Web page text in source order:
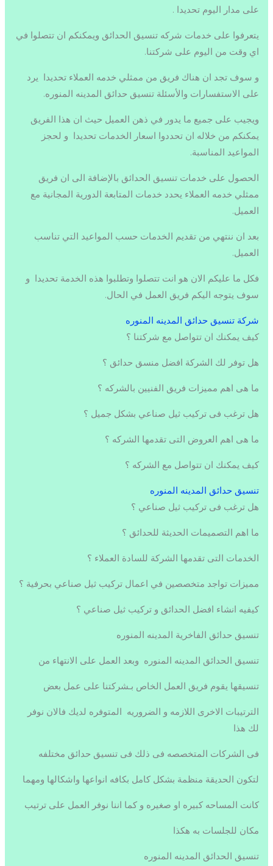
على مدار اليوم تحديدا .
يتعرفوا على خدمات شركه تنسيق الحدائق ويمكنكم ان تتصلوا في
اي وقت من اليوم على شركتنا.
و سوف تجد ان هناك فريق من ممثلي خدمه العملاء تحديدا يرد
على الاستفسارات والأسئلة تنسيق حدائق المدينه المنوره.
ويجيب على جميع ما يدور في ذهن العميل حيث ان هذا الفريق
يمكنكم من خلاله ان تحددوا اسعار الخدمات تحديدا و لحجز
المواعيد المناسبة.
الحصول على خدمات تنسيق الحدائق بالإضافة الى ان فريق
ممثلي خدمه العملاء يحدد خدمات المتابعة الدورية المجانية مع
العميل.
بعد ان ننتهي من تقديم الخدمات حسب المواعيد التي تناسب
العميل.
فكل ما عليكم الان هو انت تتصلوا وتطلبوا هذه الخدمة تحديدا و
سوف يتوجه اليكم فريق العمل في الحال.
شركة تنسيق حدائق المدينه المنوره
كيف يمكنك ان تتواصل مع شركتنا ؟
هل توفر لك الشركة افضل منسق حدائق ؟
ما هى اهم مميزات فريق الفنيين بالشركه ؟
هل ترغب فى تركيب ثيل صناعي بشكل جميل ؟
ما هى اهم العروض التى تقدمها الشركه ؟
كيف يمكنك ان تتواصل مع الشركه ؟
تنسيق حدائق المدينه المنوره
هل ترغب فى تركيب ثيل صناعي ؟
ما اهم التصميمات الحديثة للحدائق ؟
الخدمات التى تقدمها الشركة للسادة العملاء ؟
مميزات تواجد متخصصين في اعمال تركيب ثيل صناعي بحرفية ؟
كيفيه انشاء افضل الحدائق و تركيب ثيل صناعي ؟
تنسيق حدائق الفاخرية المدينه المنوره
تنسيق الحدائق المدينه المنوره وبعد العمل على الانتهاء من
تنسيقها يقوم فريق العمل الخاص بـشركتنا على عمل بعض
الترتيبات الاخرى اللازمه و الضروريه المتوفره لديك فالان نوفر
لك هذا
فى الشركات المتخصصه فى ذلك فى تنسيق حدائق مختلفه
لتكون الحديقة منظمة بشكل كامل بكافه انواعها واشكالها ومهما
كانت المساحه كبيره او صغيره و كما اننا نوفر العمل على ترتيب
مكان للجلسات به هكذا
تنسيق الحدائق المدينه المنوره